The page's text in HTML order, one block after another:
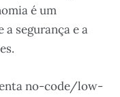
é um
segurança e a
no-code/low-